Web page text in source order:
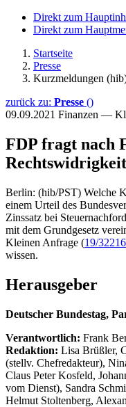
Direkt zum
Direkt zum
Startseite
Presse
Kurzmeldungen
zurück zu: Presse ()
09.09.2021 Finanzen —
FDP fragt nach
Berlin: (hib/PST) Welche
einem Urteil des
Zinssatz bei
mit dem Grundgesetz
Kleinen Anfrage (19/32216
wissen.
Herausgeber
Deutscher Bundestag,
Verantwortlich: Frank
Redaktion: Lisa Brüßler,
(stellv. Chefredakteur),
Claus Peter Kosfeld,
vom Dienst), Sandra
Helmut Stoltenberg,